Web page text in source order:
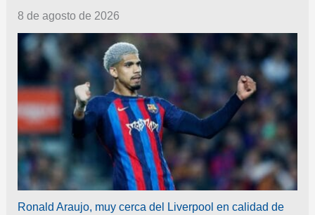
8 de agosto de 2026
Ronald Araujo, muy cerca del Liverpool en calidad de